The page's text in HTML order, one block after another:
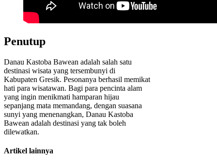
Penutup
Danau Kastoba Bawean adalah salah satu
destinasi wisata yang tersembunyi di
Kabupaten Gresik. Pesonanya berhasil memikat
hati para wisatawan. Bagi para pencinta alam
yang ingin menikmati hamparan hijau
sepanjang mata memandang, dengan suasana
sunyi yang menenangkan, Danau Kastoba
Bawean adalah destinasi yang tak boleh
dilewatkan.
Artikel lainnya